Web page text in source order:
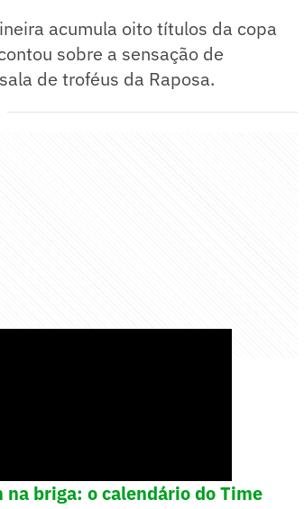
acumula oito títulos da copa
sobre a sensação de
de troféus da Raposa.
briga: o calendário do Time